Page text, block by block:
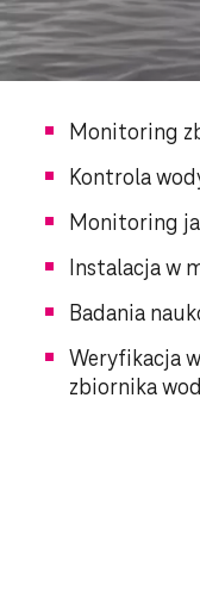
Monitoring
Kontrola
Monitoring
Instalacja w
Badania
Weryfikacja
zbiornika